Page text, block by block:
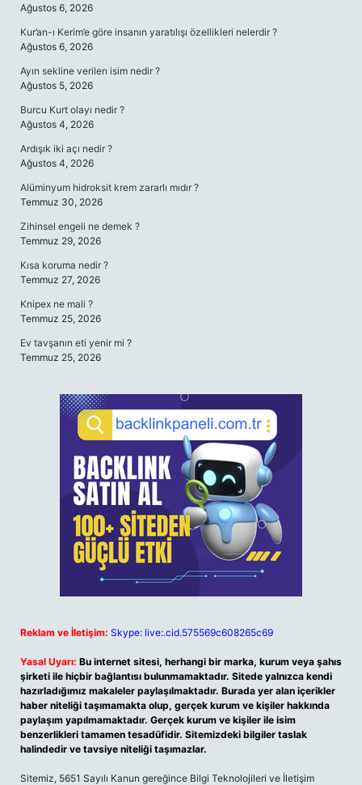
Ağustos 6, 2026
Kur’an-ı Kerim’e göre insanın yaratılışı özellikleri nelerdir ?
Ağustos 6, 2026
Ayın sekline verilen isim nedir ?
Ağustos 5, 2026
Burcu Kurt olayı nedir ?
Ağustos 4, 2026
Ardışık iki açı nedir ?
Ağustos 4, 2026
Alüminyum hidroksit krem zararlı mıdır ?
Temmuz 30, 2026
Zihinsel engeli ne demek ?
Temmuz 29, 2026
Kısa koruma nedir ?
Temmuz 27, 2026
Knipex ne mali ?
Temmuz 25, 2026
Ev tavşanın eti yenir mi ?
Temmuz 25, 2026
Reklam ve İletişim: Skype: live:.cid.575569c608265c69
Yasal Uyarı: Bu internet sitesi, herhangi bir marka, kurum veya şahıs
şirketi ile hiçbir bağlantısı bulunmamaktadır. Sitede yalnızca kendi
hazırladığımız makaleler paylaşılmaktadır. Burada yer alan içerikler
haber niteliği taşımamakta olup, gerçek kurum ve kişiler hakkında
paylaşım yapılmamaktadır. Gerçek kurum ve kişiler ile isim
benzerlikleri tamamen tesadüfidir. Sitemizdeki bilgiler taslak
halindedir ve tavsiye niteliği taşımazlar.
Sitemiz, 5651 Sayılı Kanun gereğince Bilgi Teknolojileri ve İletişim